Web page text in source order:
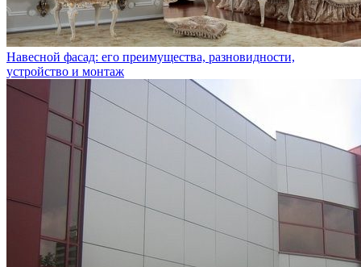
Навесной фасад: его преимущества, разновидности,
устройство и монтаж